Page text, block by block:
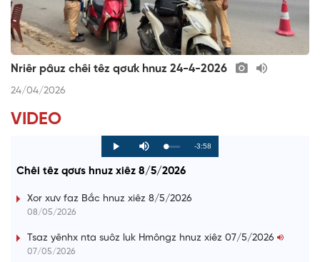
Nriêr pâuz chêi têz qơưk hnuz 24-4-2026
24/04/2026
VIDEO
P
l
y
M
u
e
L
o
d
0
P
r
g
s
R
-3:58
Chêi têz qơưs hnuz xiêz 8/5/2026
Xor xưv faz Bắc hnuz xiêz 8/5/2026
08/05/2026
Tsaz yênhx nta suôz luk Hmôngz hnuz xiêz 07/5/2026
07/05/2026